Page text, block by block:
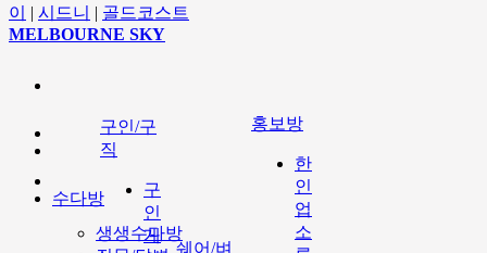
이
| 시드니 | 골드코스트
MELBOURNE SKY
수다방
생생수다방
구인/구
직
구
인
게
쉐어/벼
홍보방
한
인
업
소